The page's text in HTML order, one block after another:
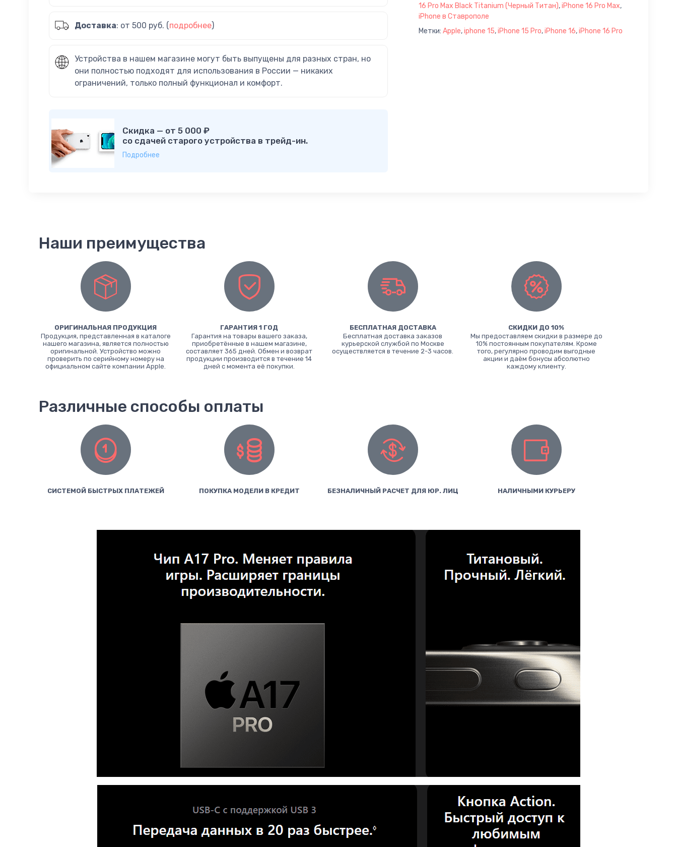
Доставка: от 500 руб. (подробнее)
Устройства в нашем магазине могут быть выпущены для разных стран, но
они полностью подходят для использования в России — никаких
ограничений, только полный функционал и комфорт.
Скидка — от 5 000 ₽
со сдачей старого устройства в трейд-ин.
Подробнее
16 Pro Max Black Titanium (Черный Титан),iPhone 16 Pro Max,
iPhone в Ставрополе
Метки: Apple,iphone 15,iPhone 15 Pro,iPhone 16,iPhone 16 Pro
Наши преимущества
ОРИГИНАЛЬНАЯ ПРОДУКЦИЯ
Продукция, представленная в каталоге
нашего магазина, является полностью
оригинальной. Устройство можно
проверить по серийному номеру на
официальном сайте компании Apple.
ГАРАНТИЯ 1 ГОД
Гарантия на товары вашего заказа,
приобретённые в нашем магазине,
составляет 365 дней. Обмен и возврат
продукции производится в течение 14
дней с момента её покупки.
БЕСПЛАТНАЯ ДОСТАВКА
Бесплатная доставка заказов
курьерской службой по Москве
осуществляется в течение 2-3 часов.
СКИДКИ ДО 10%
Мы предоставляем скидки в размере до
10% постоянным покупателям. Кроме
того, регулярно проводим выгодные
акции и даём бонусы абсолютно
каждому клиенту.
Различные способы оплаты
СИСТЕМОЙ БЫСТРЫХ ПЛАТЕЖЕЙ ПОКУПКА МОДЕЛИ В КРЕДИТ БЕЗНАЛИЧНЫЙ РАСЧЕТ ДЛЯ ЮР. ЛИЦ НАЛИЧНЫМИ КУРЬЕРУ